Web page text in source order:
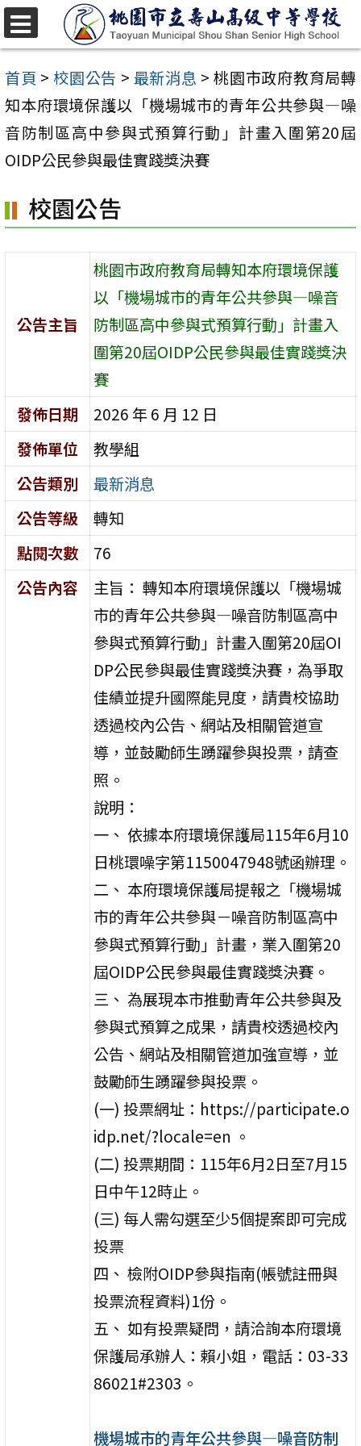
跳
至
主
要
內
容
首頁 > 校園公告 > 最新消息 > 桃園市政府教育局轉
知本府環境保護以「機場城市的青年公共參與—噪
音防制區高中參與式預算行動」計畫入圍第20屆
OIDP公民參與最佳實踐獎決賽
校園公告
公告主旨
桃園市政府教育局轉知本府環境保護
以「機場城市的青年公共參與—噪音
防制區高中參與式預算行動」計畫入
圍第20屆OIDP公民參與最佳實踐獎決
賽
發佈日期
2026 年 6 月 12 日
發佈單位
教學組
公告類別
最新消息
公告等級
轉知
點閱次數
76
公告內容
主旨： 轉知本府環境保護以「機場城
市的青年公共參與—噪音防制區高中
參與式預算行動」計畫入圍第20屆OI
DP公民參與最佳實踐獎決賽，為爭取
佳績並提升國際能見度，請貴校協助
透過校內公告、網站及相關管道宣
導，並鼓勵師生踴躍參與投票，請查
照。
說明：
一、 依據本府環境保護局115年6月10
日桃環噪字第1150047948號函辦理。
二、 本府環境保護局提報之「機場城
市的青年公共參與－噪音防制區高中
參與式預算行動」計畫，業入圍第20
屆OIDP公民參與最佳實踐獎決賽。
三、 為展現本市推動青年公共參與及
參與式預算之成果，請貴校透過校內
公告、網站及相關管道加強宣導，並
鼓勵師生踴躍參與投票。
(一) 投票網址：https://participate.o
idp.net/?locale=en 。
(二) 投票期間：115年6月2日至7月15
日中午12時止。
(三) 每人需勾選至少5個提案即可完成
投票
四、 檢附OIDP參與指南(帳號註冊與
投票流程資料)1份。
五、 如有投票疑問，請洽詢本府環境
保護局承辦人：賴小姐，電話：03-33
86021#2303。
機場城市的青年公共參與—噪音防制
選
單